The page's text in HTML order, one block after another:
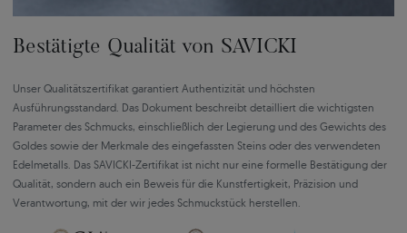
Bestätigte Qualität von SAVICKI
Unser Qualitätszertifikat garantiert Authentizität und höchsten
Ausführungsstandard. Das Dokument beschreibt detailliert die wichtigsten
Parameter des Schmucks, einschließlich der Legierung und des Gewichts des
Goldes sowie der Merkmale des eingefassten Steins oder des verwendeten
Edelmetalls. Das SAVICKI-Zertifikat ist nicht nur eine formelle Bestätigung der
Qualität, sondern auch ein Beweis für die Kunstfertigkeit, Präzision und
Verantwortung, mit der wir jedes Schmuckstück herstellen.